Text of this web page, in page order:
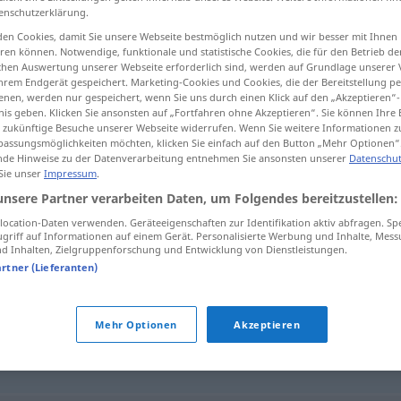
gerichtsnotorisch
Cookies, damit Sie unsere Webseite bestmöglich nutzen und wir besser mit Ihnen
können. Notwendige, funktionale und statistische Cookies, die für den Betrieb
Auswertung unserer Webseite erforderlich sind, werden auf Grundlage unserer
Endgerät gespeichert. Marketing-Cookies und Cookies, die der Bereitstellung
werden nur gespeichert, wenn Sie uns durch einen Klick auf den
geben. Klicken Sie ansonsten auf „Fortfahren ohne Akzeptieren“. Sie können
Besuche unserer Webseite widerrufen. Wenn Sie weitere Informationen
möchten, klicken Sie einfach auf den Button „Mehr
Hinweise zu der Datenverarbeitung entnehmen Sie ansonsten unserer
unser Impressum.
Partner verarbeiten Daten, um Folgendes bereitzustellen:
Daten verwenden. Geräteeigenschaften zur Identifikation aktiv abfragen.
auf Informationen auf einem Gerät. Personalisierte Werbung und Inhalte,
Inhalten, Zielgruppenforschung und Entwicklung von Dienstleistungen.
(Lieferanten)
Mehr Optionen Akzeptieren